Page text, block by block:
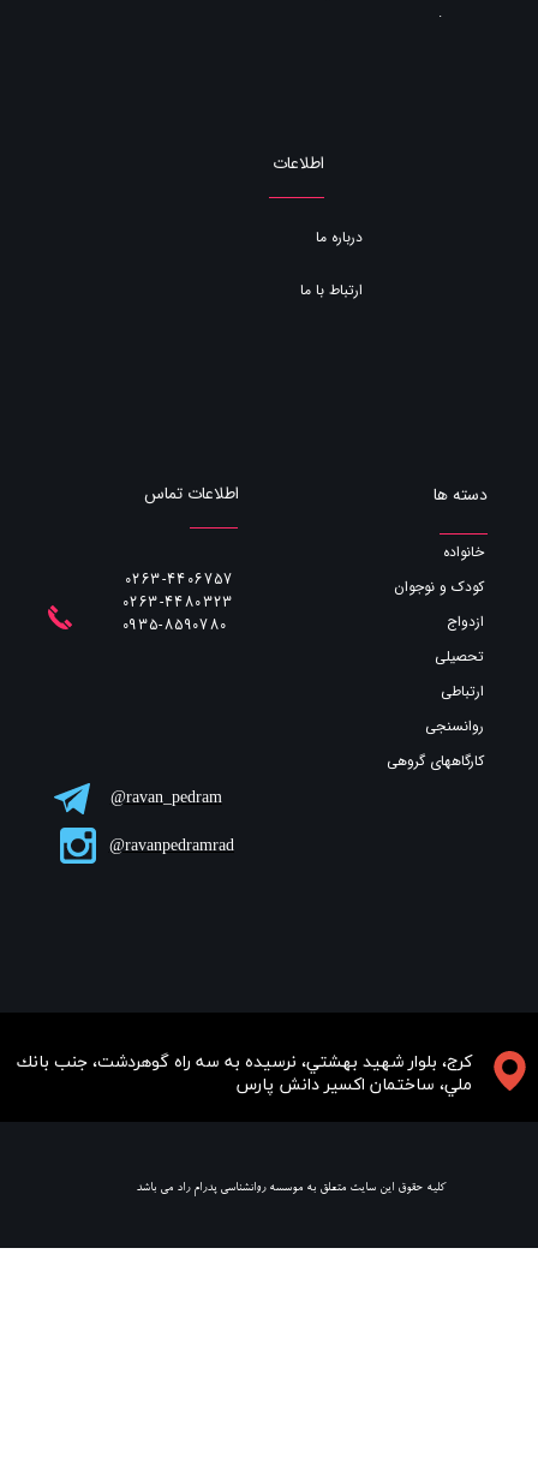
​​​كرج، بلوار شهيد بهشتي، نرسيده به سه راه گوهردشت، جنب بانك
ملي، ساختمان اكسير دانش پارس
.
خانواده
کودک و نوجوان
ازدواج
تحصیلی
ارتباطی
روانسنجی
کارگاههای گروهی
دسته ها
اطلاعات
اطلاعات تماس
0263-4406757
0263-4480323
ravan_pedram@
ravanpedramrad@
​ كليه حقوق اين سايت متعلق به موسسه روانشناسي پدرام راد مي باشد
درباره ما
ارتباط با ما